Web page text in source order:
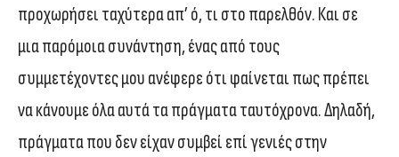
προχωρήσει ταχύτερα απ’ ό, τι στο παρελθόν. Και σε
μια παρόμοια συνάντηση, ένας από τους
συμμετέχοντες μου ανέφερε ότι φαίνεται πως πρέπει
να κάνουμε όλα αυτά τα πράγματα ταυτόχρονα. Δηλαδή,
πράγματα που δεν είχαν συμβεί επί γενιές στην